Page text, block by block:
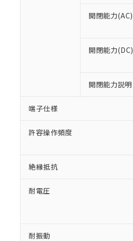
開閉能力(AC)
開閉能力(DC)
開閉能力説明
端子仕様
許容操作頻度
絶縁抵抗
耐電圧
耐振動